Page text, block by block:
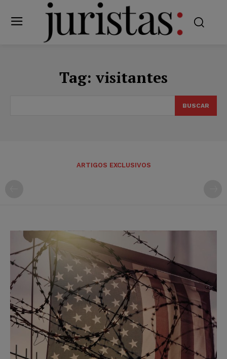
Tag: visitantes
BUSCAR
ARTIGOS EXCLUSIVOS